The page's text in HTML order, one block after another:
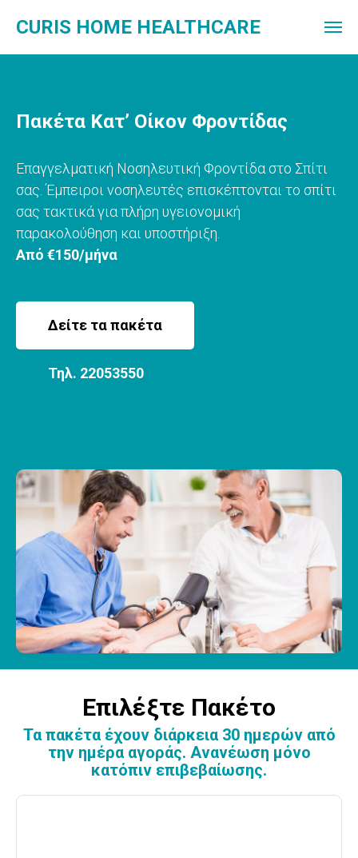
CURIS HOME HEALTHCARE
Πακέτα Κατ’ Οίκον Φροντίδας
Επαγγελματική Νοσηλευτική Φροντίδα στο Σπίτι
σας. Έμπειροι νοσηλευτές επισκέπτονται το σπίτι
σας τακτικά για πλήρη υγειονομική
παρακολούθηση και υποστήριξη.
Από €150/μήνα
Δείτε τα πακέτα
Τηλ. 22053550
Επιλέξτε Πακέτο
Τα πακέτα έχουν διάρκεια 30 ημερών από
την ημέρα αγοράς. Ανανέωση μόνο
κατόπιν επιβεβαίωσης.